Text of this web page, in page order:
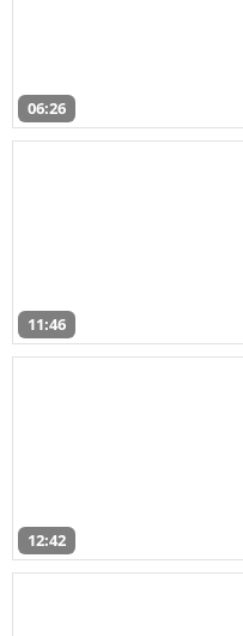
06:26
11:46
12:42